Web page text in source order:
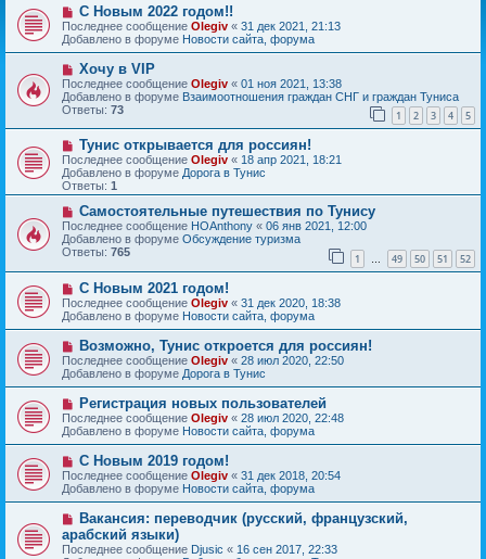
Н
о
в
о
е
с
о
о
б
щ
е
и
е
С Новым 2022 годом!!
Последнее сообщение Olegiv « 31 дек 2021, 21:13
Добавлено в форуме Новости сайта, форума
Н
о
в
о
е
с
о
о
б
щ
е
н
и
е
Хочу в VIP
Последнее сообщение Olegiv « 01 ноя 2021, 13:38
Добавлено в форуме Взаимоотношения граждан СНГ и граждан Туниса
Ответы: 73 1 2 3 4 5
Н
о
в
о
е
с
о
б
щ
е
н
и
е
Тунис открывается для россиян!
Последнее сообщение Olegiv « 18 апр 2021, 18:21
Добавлено в форуме Дорога в Тунис
Ответы: 1
Н
о
в
о
е
с
о
о
б
е
н
и
е
Самостоятельные путешествия по Тунису
Последнее сообщение HOAnthony « 06 янв 2021, 12:00
Добавлено в форуме Обсуждение туризма
Ответы: 765 1 … 49 50 51 52
Н
о
в
о
е
с
о
о
б
щ
е
н
и
е
С Новым 2021 годом!
Последнее сообщение Olegiv « 31 дек 2020, 18:38
Добавлено в форуме Новости сайта, форума
Н
о
в
о
е
с
о
о
б
щ
е
н
и
е
Возможно, Тунис откроется для россиян!
Последнее сообщение Olegiv « 28 июл 2020, 22:50
Добавлено в форуме Дорога в Тунис
Н
о
в
о
с
о
о
б
щ
е
н
Регистрация новых пользователей
Последнее сообщение Olegiv « 28 июл 2020, 22:48
Добавлено в форуме Новости сайта, форума
Н
о
в
о
е
с
о
о
С Новым 2019 годом!
Последнее сообщение Olegiv « 31 дек 2018, 20:54
Добавлено в форуме Новости сайта, форума
Н
в
о
Вакансия: переводчик (русский, французский,
арабский языки)
Последнее сообщение Djusic « 16 сен 2017, 22:33